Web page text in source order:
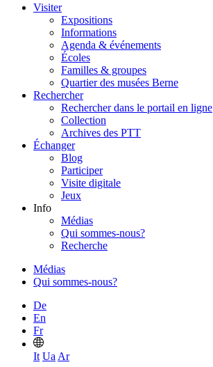
Visiter
Expositions
Informations
Agenda & événements
Écoles
Familles & groupes
Quartier des musées Berne
Rechercher
Rechercher dans le portail en ligne
Collection
Archives des PTT
Échanger
Blog
Participer
Visite digitale
Jeux
Info
Médias
Qui sommes-nous?
Recherche
Médias
Qui sommes-nous?
De
En
Fr
It Ua Ar